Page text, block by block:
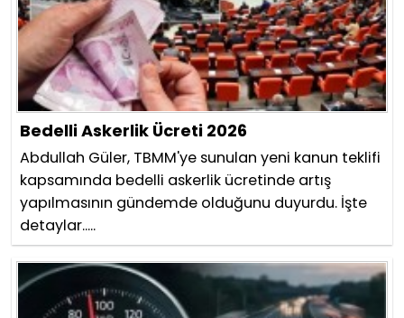
Bedelli Askerlik Ücreti 2026
Abdullah Güler, TBMM'ye sunulan yeni kanun teklifi
kapsamında bedelli askerlik ücretinde artış
yapılmasının gündemde olduğunu duyurdu. İşte
detaylar.....